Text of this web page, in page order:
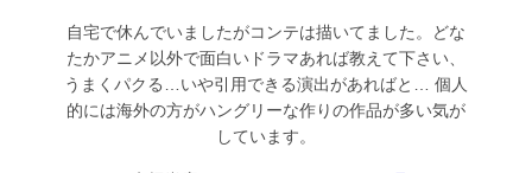
自宅で休んでいましたがコンテは描いてました。どな
たかアニメ以外で面白いドラマあれば教えて下さい、
うまくパクる…いや引用できる演出があればと… 個人
的には海外の方がハングリーな作りの作品が多い気が
しています。